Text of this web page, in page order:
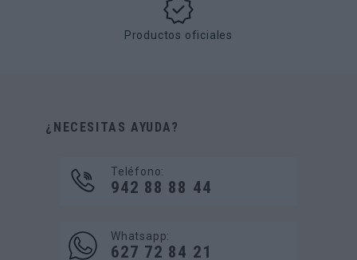
Productos oficiales
¿NECESITAS AYUDA?
Teléfono:
942 88 88 44
Whatsapp:
627 72 84 21